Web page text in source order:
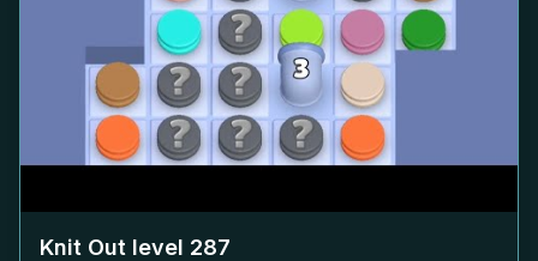
Knit Out level 287